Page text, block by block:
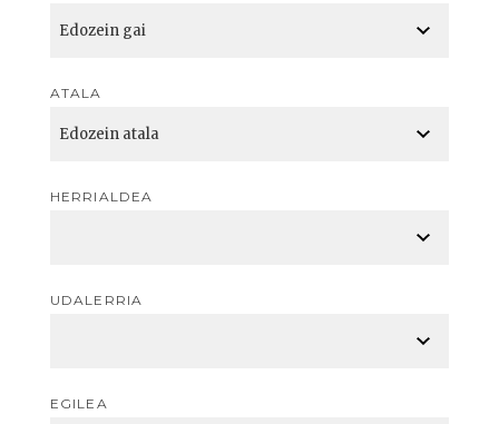
ATALA
HERRIALDEA
UDALERRIA
EGILEA